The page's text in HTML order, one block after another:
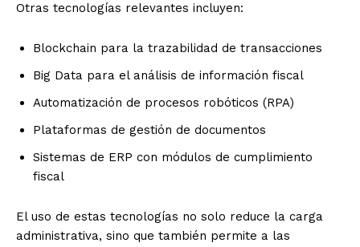
Otras tecnologías relevantes incluyen:
Blockchain para la trazabilidad de transacciones
Big Data para el análisis de información fiscal
Automatización de procesos robóticos (RPA)
Plataformas de gestión de documentos
Sistemas de ERP con módulos de cumplimiento
fiscal
El uso de estas tecnologías no solo reduce la carga
administrativa, sino que también permite a las